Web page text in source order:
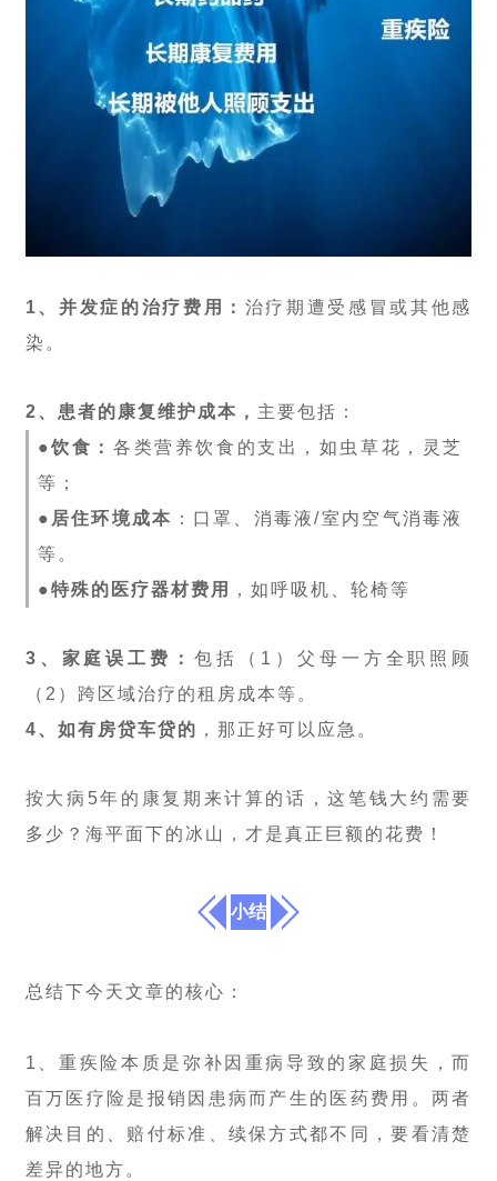
1、并发症的治疗费用： 治疗期遭受感冒或其他感
染。
2、患者的康复维护成本， 主要包括：
●饮食：各类营养饮食的支出，如虫草花，灵芝
等；
● 居住环境成本 ：口罩、消毒液/室内空气消毒液
等。
●特殊的医疗器材费用 ，如呼吸机、轮椅等
3、家庭误工费：包括（1）父母一方全职照顾
（2）跨区域治疗的租房成本等。
4、如有房贷车贷的 ，那正好可以应急。
按大病5年的康复期来计算的话，这笔钱大约需要
多少？海平面下的冰山，才是真正巨额的花费！
小结
总结下今天文章的核心：
1、重疾险本质是弥补因重病导致的家庭损失，而
百万医疗险是报销因患病而产生的医药费用。两者
解决目的、赔付标准、续保方式都不同，要看清楚
差异的地方。